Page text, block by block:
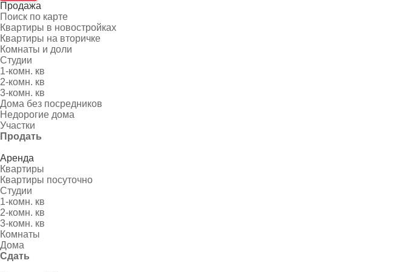
Продажа
Поиск по карте
Квартиры в новостройках
Квартиры на вторичке
Комнаты и доли
Студии
1-комн. кв
2-комн. кв
3-комн. кв
Дома без посредников
Недорогие дома
Участки
Продать
Аренда
Квартиры
Квартиры посуточно
Студии
1-комн. кв
2-комн. кв
3-комн. кв
Комнаты
Дома
Сдать